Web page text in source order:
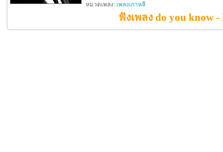
หมวดเพลง: เพลงเกาหลี
ฟังเพลง do you know